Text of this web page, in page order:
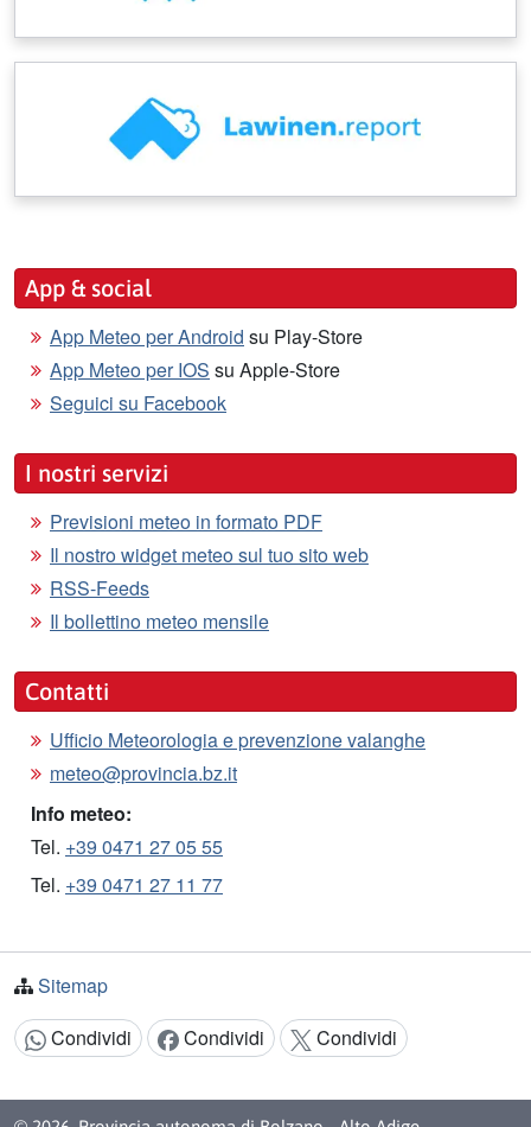
App & social
App Meteo per Android su Play-Store
App Meteo per IOS su Apple-Store
Seguici su Facebook
I nostri servizi
Previsioni meteo in formato PDF
Il nostro widget meteo sul tuo sito web
RSS-Feeds
Il bollettino meteo mensile
Contatti
Ufficio Meteorologia e prevenzione valanghe
meteo@provincia.bz.it
Info meteo:
Tel. +39 0471 27 05 55
Tel. +39 0471 27 11 77
Sitemap
Condividi:
Condividi Condividi Condividi